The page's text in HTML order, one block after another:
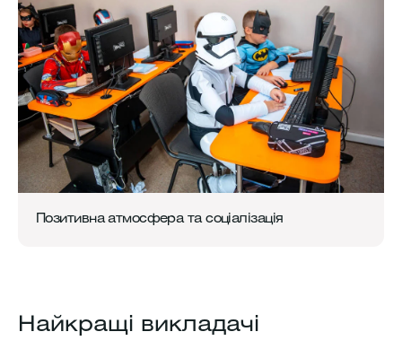
Позитивна атмосфера та соціалізація
Найкращі викладачі